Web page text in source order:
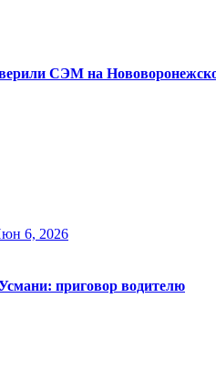
СЭМ на
6, 2026
приговор водителю